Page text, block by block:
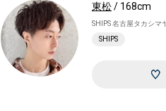
東松/ 168cm
SHIPS 名古屋タカシマ
SHIPS